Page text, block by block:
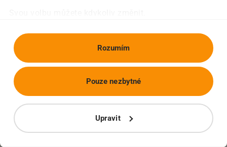
Rozumím
Upravit
Pouze nezbytné